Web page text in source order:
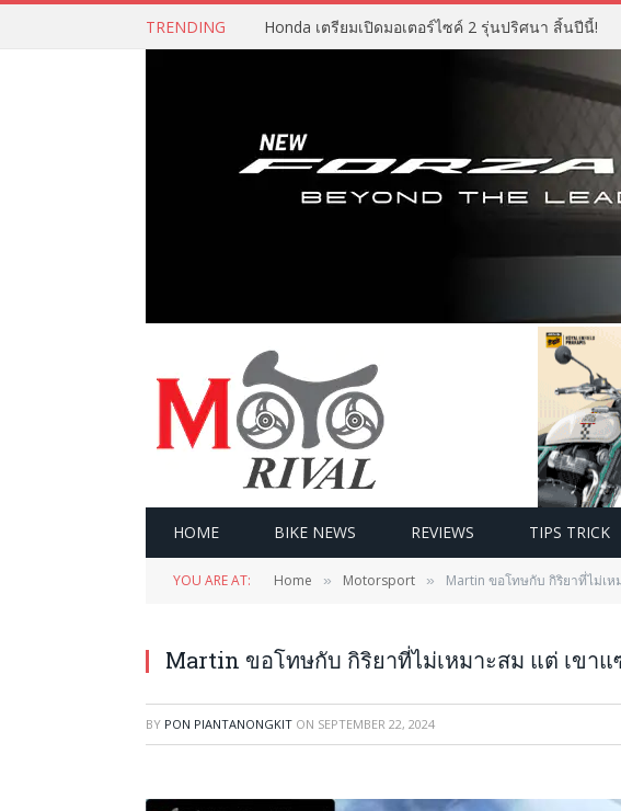
TRENDING Honda เตรียมเปิดมอเตอร์ไซค์ 2 รุ่นปริศนา สิ้นปีนี้!
HOME BIKE NEWS REVIEWS TIPS TRICK
YOU ARE AT: Home » Motorsport » Martin ขอโทษกับ กิริยาที่ไม่เ
Martin ขอโทษกับ กิริยาที่ไม่เหมาะสม แต่ เขาแ
BY PON PIANTANONGKIT ON SEPTEMBER 22, 2024